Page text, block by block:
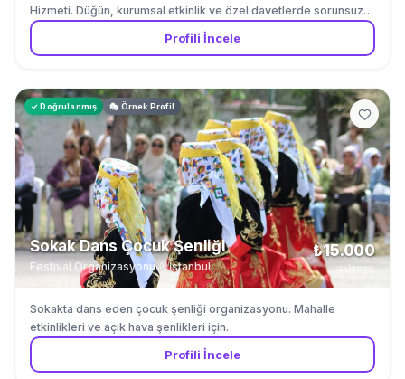
Hizmeti. Düğün, kurumsal etkinlik ve özel davetlerde sorunsuz
hizmet garantisi. İstanbul merkezli, çevre illere hizmet verilir.
Profili İncele
✓ Doğrulanmış 🎭 Örnek Profil
Sokak Dans Çocuk Şenliği
Festival Organizasyonu· İstanbul
₺15.000
başlangıç
Sokakta dans eden çocuk şenliği organizasyonu. Mahalle
etkinlikleri ve açık hava şenlikleri için.
Profili İncele